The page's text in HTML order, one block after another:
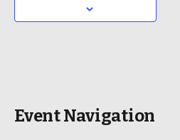
Event Navigation